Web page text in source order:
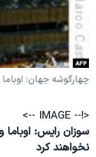
فرهنگ و زندگی
حقوق شهروندی
اقتصادی
علم و فناوری
گالری عکس
آرشیو پخش زنده
مستندها
انتخابات ریاست جمهوری
حمله جمهوری
رمز مهسا
اعتراضات زن، زندگی،
مجموعه مستندهای
دنبال کنید
چهارگوشه جهان:
<!-- IMAGE -->
سوزان رايس: اوباما
نخواهند کرد